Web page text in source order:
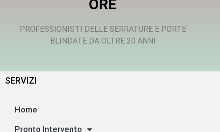
ORE
PROFESSIONISTI DELLE SERRATURE E PORTE
BLINDATE DA OLTRE 20 ANNI
SERVIZI
Home
Pronto Intervento